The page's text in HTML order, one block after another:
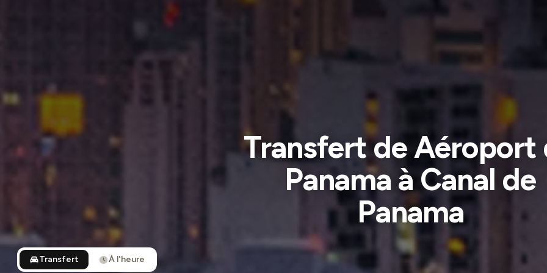
Transfert de Aéroport
Panama à Canal de
Panama
Transfert À l'heure